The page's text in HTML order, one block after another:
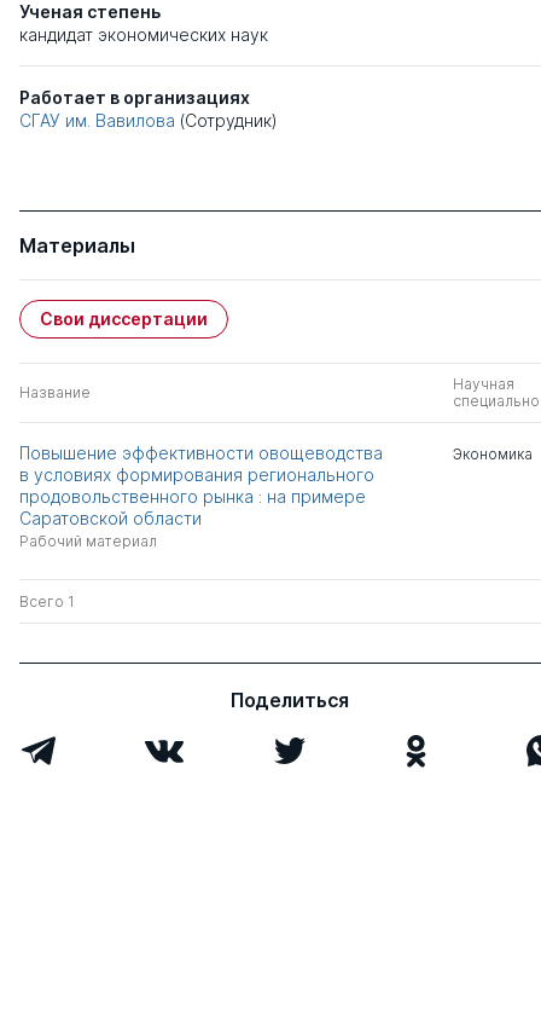
Ученая степень
кандидат экономических наук
Работает в организациях
СГАУ им. Вавилова (Сотрудник)
Материалы
Свои диссертации
Название
Научная
Повышение эффективности овощеводства
в условиях формирования регионального
продовольственного рынка : на примере
Саратовской области
Рабочий материал
Экономика
Всего 1
Поделиться